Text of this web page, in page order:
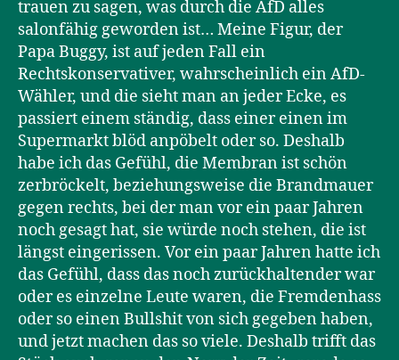
trauen zu sagen, was durch die AfD alles
salonfähig geworden ist… Meine Figur, der
Papa Buggy, ist auf jeden Fall ein
Rechtskonservativer, wahrscheinlich ein AfD-
Wähler, und die sieht man an jeder Ecke, es
passiert einem ständig, dass einer einen im
Supermarkt blöd anpöbelt oder so. Deshalb
habe ich das Gefühl, die Membran ist schön
zerbröckelt, beziehungsweise die Brandmauer
gegen rechts, bei der man vor ein paar Jahren
noch gesagt hat, sie würde noch stehen, die ist
längst eingerissen. Vor ein paar Jahren hatte ich
das Gefühl, dass das noch zurückhaltender war
oder es einzelne Leute waren, die Fremdenhass
oder so einen Bullshit von sich gegeben haben,
und jetzt machen das so viele. Deshalb trifft das